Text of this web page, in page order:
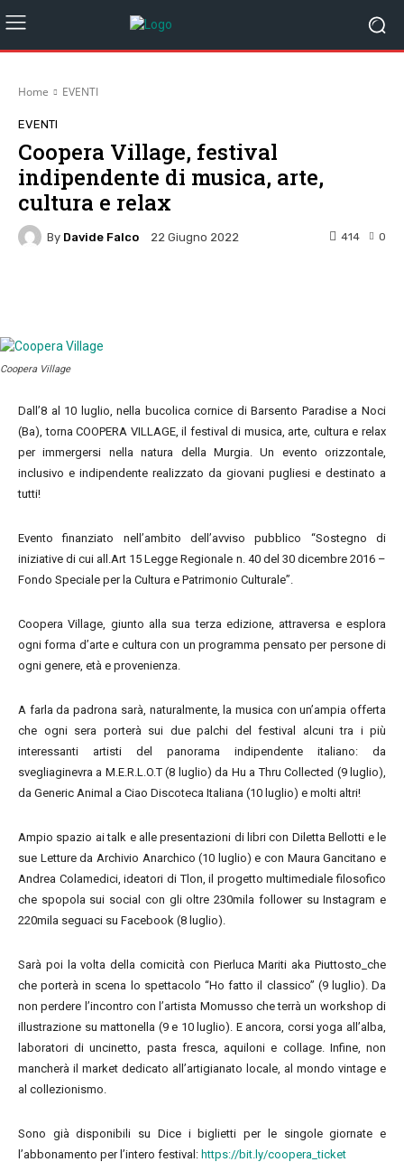
Home EVENTI
EVENTI
Coopera Village, festival
indipendente di musica, arte,
cultura e relax
By Davide Falco 22 Giugno 2022 0
414
Coopera Village
Dall’8 al 10 luglio, nella bucolica cornice di Barsento Paradise a Noci
(Ba), torna COOPERA VILLAGE, il festival di musica, arte, cultura e relax
per immergersi nella natura della Murgia. Un evento orizzontale,
inclusivo e indipendente realizzato da giovani pugliesi e destinato a
tutti!
Evento finanziato nell’ambito dell’avviso pubblico “Sostegno di
iniziative di cui all.Art 15 Legge Regionale n. 40 del 30 dicembre 2016 –
Fondo Speciale per la Cultura e Patrimonio Culturale”.
Coopera Village, giunto alla sua terza edizione, attraversa e esplora
ogni forma d’arte e cultura con un programma pensato per persone di
ogni genere, età e provenienza.
A farla da padrona sarà, naturalmente, la musica con un’ampia offerta
che ogni sera porterà sui due palchi del festival alcuni tra i più
interessanti artisti del panorama indipendente italiano: da
svegliaginevra a M.E.R.L.O.T (8 luglio) da Hu a Thru Collected (9 luglio),
da Generic Animal a Ciao Discoteca Italiana (10 luglio) e molti altri!
Ampio spazio ai talk e alle presentazioni di libri con Diletta Bellotti e le
sue Letture da Archivio Anarchico (10 luglio) e con Maura Gancitano e
Andrea Colamedici, ideatori di Tlon, il progetto multimediale filosofico
che spopola sui social con gli oltre 230mila follower su Instagram e
220mila seguaci su Facebook (8 luglio).
Sarà poi la volta della comicità con Pierluca Mariti aka Piuttosto_che
che porterà in scena lo spettacolo “Ho fatto il classico” (9 luglio). Da
non perdere l’incontro con l’artista Momusso che terrà un workshop di
illustrazione su mattonella (9 e 10 luglio). E ancora, corsi yoga all’alba,
laboratori di uncinetto, pasta fresca, aquiloni e collage. Infine, non
mancherà il market dedicato all’artigianato locale, al mondo vintage e
al collezionismo.
Sono già disponibili su Dice i biglietti per le singole giornate e
l’abbonamento per l’intero festival: https://bit.ly/coopera_ticket